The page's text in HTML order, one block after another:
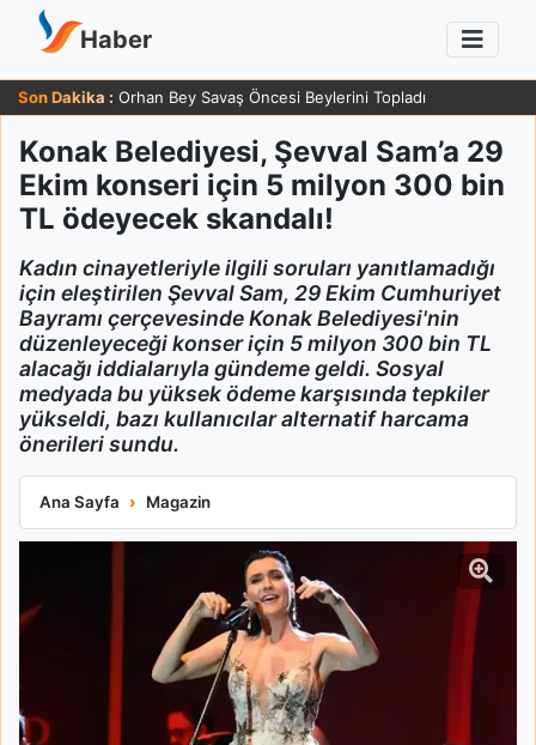
Haber
Son Dakika : Orhan Bey Savaş Öncesi Beylerini Topladı
Konak Belediyesi, Şevval Sam’a 29
Ekim konseri için 5 milyon 300 bin
TL ödeyecek skandalı!
Kadın cinayetleriyle ilgili soruları yanıtlamadığı
için eleştirilen Şevval Sam, 29 Ekim Cumhuriyet
Bayramı çerçevesinde Konak Belediyesi'nin
düzenleyeceği konser için 5 milyon 300 bin TL
alacağı iddialarıyla gündeme geldi. Sosyal
medyada bu yüksek ödeme karşısında tepkiler
yükseldi, bazı kullanıcılar alternatif harcama
önerileri sundu.
Ana Sayfa Magazin
Konak Belediyesi, Şevval Sam’a 29 Ekim konseri için 5